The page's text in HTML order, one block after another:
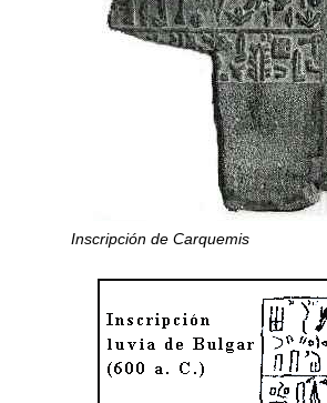
Inscripción de Carquemis